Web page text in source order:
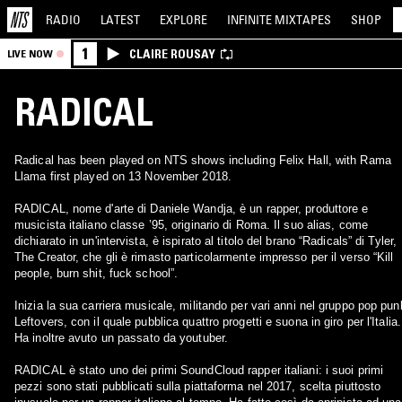
RADIO LATEST EXPLORE INFINITE MIXTAPES SHOP
LIVE NOW 1 CLAIRE ROUSAY
RADICAL
Radical has been played on NTS shows including Felix Hall, with Rama
Llama first played on 13 November 2018.
RADICAL, nome d'arte di Daniele Wandja, è un rapper, produttore e
musicista italiano classe ’95, originario di Roma. Il suo alias, come
dichiarato in un'intervista, è ispirato al titolo del brano “Radicals” di Tyler,
The Creator, che gli è rimasto particolarmente impresso per il verso “Kill
people, burn shit, fuck school”.
Inizia la sua carriera musicale, militando per vari anni nel gruppo pop
Leftovers, con il quale pubblica quattro progetti e suona in giro per l'Italia.
Ha inoltre avuto un passato da youtuber.
RADICAL è stato uno dei primi SoundCloud rapper italiani: i suoi primi
pezzi sono stati pubblicati sulla piattaforma nel 2017, scelta piuttosto